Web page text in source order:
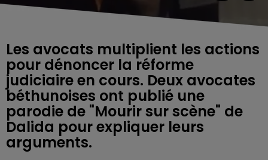
Les avocats multiplient les actions
pour dénoncer la réforme
judiciaire en cours. Deux avocates
béthunoises ont publié une
parodie de "Mourir sur scène" de
Dalida pour expliquer leurs
arguments.